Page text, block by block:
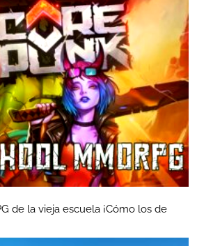
de la vieja escuela ¡Cómo los de